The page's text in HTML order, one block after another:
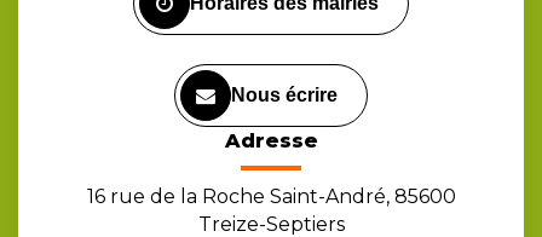
Nous écrire
Adresse
16 rue de la Roche Saint-André, 85600
Treize-Septiers